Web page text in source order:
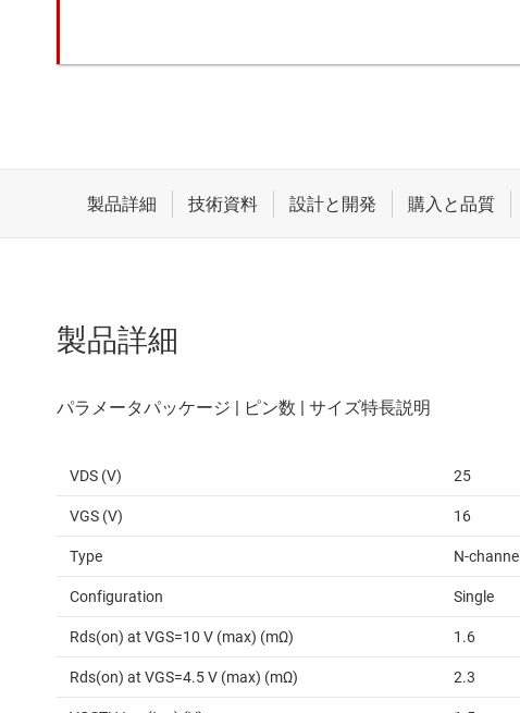
製品詳細
VDS (V) 25
VGS (V) 16
Type N-channel
Configuration Single
Rds(on) at VGS=10 V (max) (mΩ) 1.6
Rds(on) at VGS=4.5 V (max) (mΩ) 2.3